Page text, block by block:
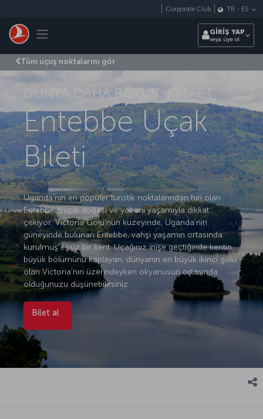
Toggle navigation
Corporate Club TR - ES
GİRİŞ YAP
veya üye ol
Tüm uçuş noktalarını gör
DÜNYA DAHA BÜYÜK. KEŞFET.
Entebbe Uçak
Bileti
Uganda’nın en popüler turistik noktalarından biri olan
Entebbe, tropik doğası ve yabani yaşamıyla dikkat
çekiyor. Victoria Gölü’nün kuzeyinde, Uganda’nın
güneyinde bulunan Entebbe, vahşi yaşamın ortasında
kurulmuş eşsiz bir kent. Uçağınız inişe geçtiğinde kentin
büyük bölümünü kaplayan, dünyanın en büyük ikinci gölü
olan Victoria’nın üzerindeyken okyanusun ortasında
olduğunuzu düşünebilirsiniz.
Bilet al